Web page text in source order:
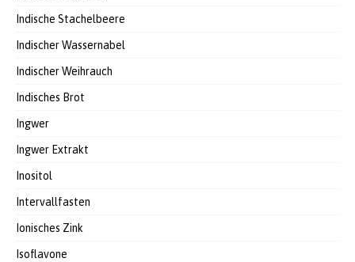
Indische Stachelbeere
Indischer Wassernabel
Indischer Weihrauch
Indisches Brot
Ingwer
Ingwer Extrakt
Inositol
Intervallfasten
Ionisches Zink
Isoflavone